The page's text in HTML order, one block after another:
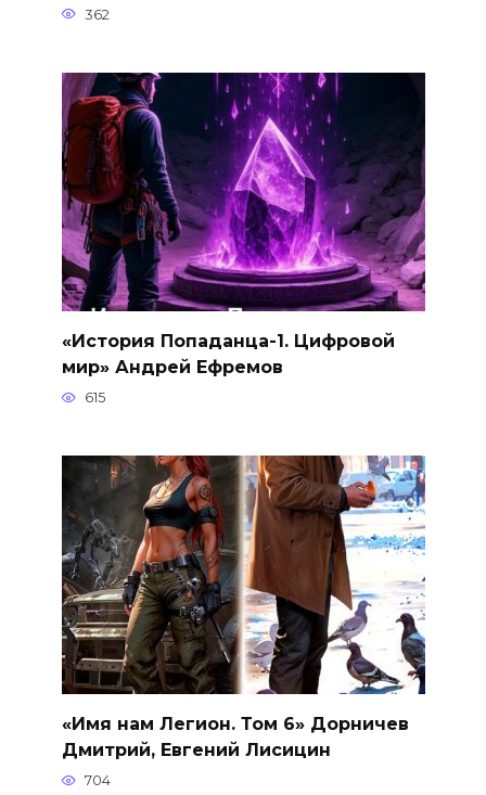
362
«История Попаданца-1. Цифровой
мир» Андрей Ефремов
615
«Имя нам Легион. Том 6» Дорничев
Дмитрий, Евгений Лисицин
704